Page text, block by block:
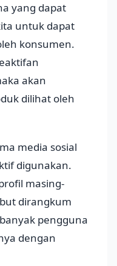
yang dapat
untuk dapat
konsumen.
akan
dilihat oleh
media sosial
digunakan.
masing-
dirangkum
pengguna
dengan